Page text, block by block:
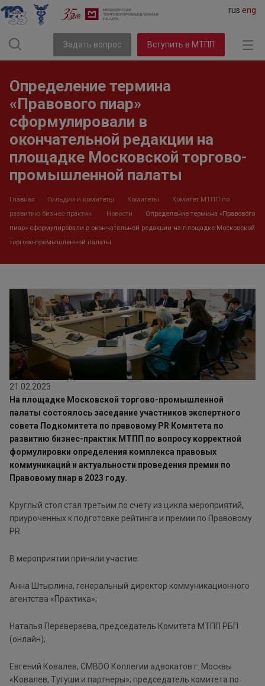
rus eng
Задать вопрос Вступить в МТПП
Определение термина
«Правового пиар»
сформулировали в
окончательной редакции на
площадке Московской торгово-
промышленной палаты
Главная Гильдии и комитеты Комитеты
Комитет МТПП по
развитию бизнес-практик
Новости
Определение термина «Правового
пиар» сформулировали в окончательной редакции на площадке Московской
торгово-промышленной палаты
21.02.2023
На площадке Московской торгово-промышленной
палаты состоялось заседание участников экспертного
совета Подкомитета по правовому PR Комитета по
развитию бизнес-практик МТПП по вопросу корректной
формулировки определения комплекса правовых
коммуникаций и актуальности проведения премии по
Правовому пиар в 2023 году.
Круглый стол стал третьим по счету из цикла мероприятий,
приуроченных к подготовке рейтинга и премии по Правовому
PR.
В мероприятии приняли участие:
Анна Штырлина, генеральный директор коммуникационного
агентства «Практика»;
Наталья Переверзева, председатель Комитета МТПП РБП
(онлайн);
Евгений Ковалев, CMBDO Коллегии адвокатов г. Москвы
«Ковалев, Тугуши и партнеры»; председатель комитета по